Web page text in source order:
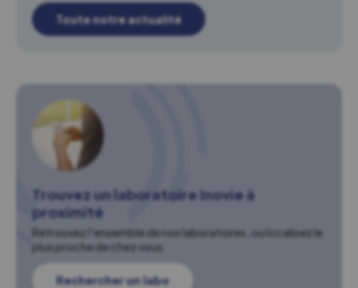
Toute notre actualité
Trouvez un laboratoire Inovie à
proximité
Retrouvez l'ensemble de nos laboratoires, ou localisez le
plus proche de chez vous.
Rechercher un labo